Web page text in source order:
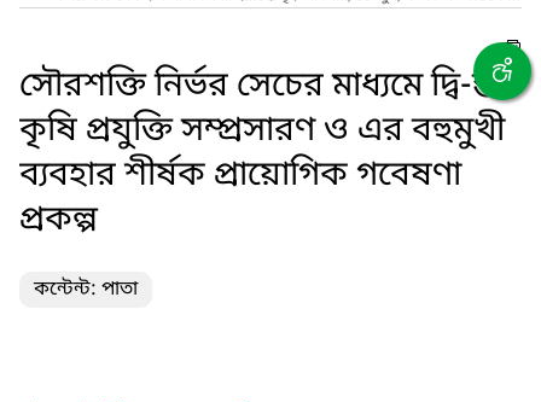
সৌরশক্তি নির্ভর সেচের মাধ্যমে দ্বি-স্তর
কৃষি প্রযুক্তি সম্প্রসারণ ও এর বহুমুখী
ব্যবহার শীর্ষক প্রায়োগিক গবেষণা
প্রকল্প
কন্টেন্ট: পাতা